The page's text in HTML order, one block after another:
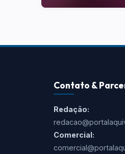
Contato &
Redação:
Comercial: